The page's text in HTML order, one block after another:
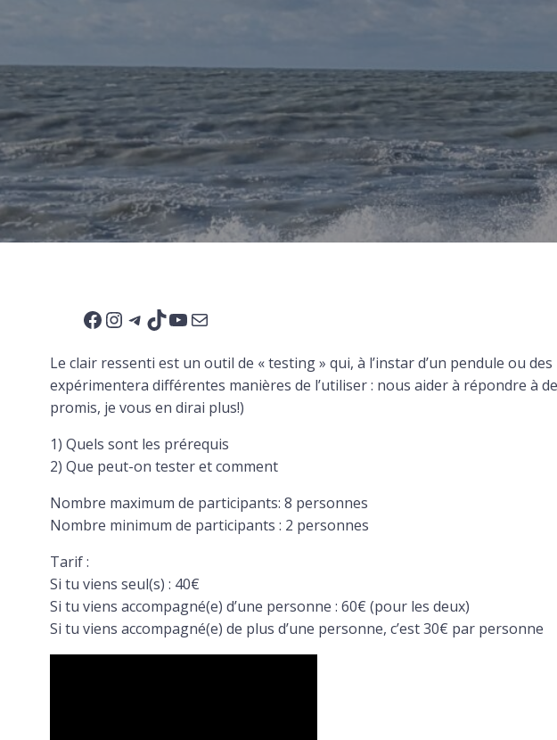
Facebook
Instagram
Telegram
TikTok
YouTube
E-mail
Le clair ressenti est un outil de « testing » qui, à l’instar d’un pendule ou
expérimentera différentes manières de l’utiliser : nous aider à répondre à
promis, je vous en dirai plus!)
1) Quels sont les prérequis
2) Que peut-on tester et comment
Nombre maximum de participants: 8 personnes
Nombre minimum de participants : 2 personnes
Tarif :
Si tu viens seul(s) : 40€
Si tu viens accompagné(e) d’une personne : 60€ (pour les deux)
Si tu viens accompagné(e) de plus d’une personne, c’est 30€ par personne